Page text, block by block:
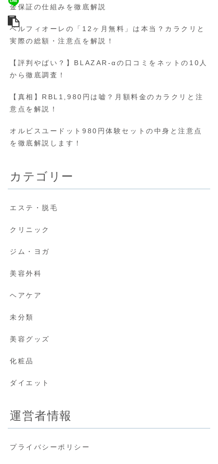
金保証の仕組みを徹底解説
ベルフィオーレの「12ヶ月無料」は本当？カラクリと
実際の総額・注意点を解説！
【評判やばい？】BLAZAR-αの口コミをネットの10人
から徹底調査！
【真相】RBL1,980円は嘘？月額料金のカラクリと注
意点を解説！
オルビスユードット980円体験セットの中身と注意点
を徹底解説します！
カテゴリー
エステ・脱毛
クリニック
ジム・ヨガ
美容外科
ヘアケア
未分類
美容グッズ
化粧品
ダイエット
運営者情報
プライバシーポリシー